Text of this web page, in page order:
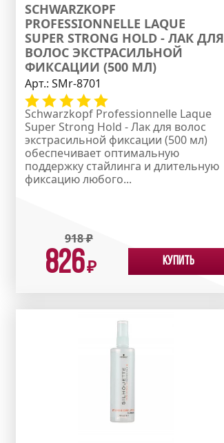
SCHWARZKOPF
PROFESSIONNELLE LAQUE
SUPER STRONG HOLD - ЛАК ДЛЯ
ВОЛОС ЭКСТРАСИЛЬНОЙ
ФИКСАЦИИ (500 МЛ)
Арт.:SMr-8701
Schwarzkopf Professionnelle Laque
Super Strong Hold - Лак для волос
экстрасильной фиксации (500 мл)
обеспечивает оптимальную
поддержку стайлинга и длительную
фиксацию любого...
918₽
826₽ Купить